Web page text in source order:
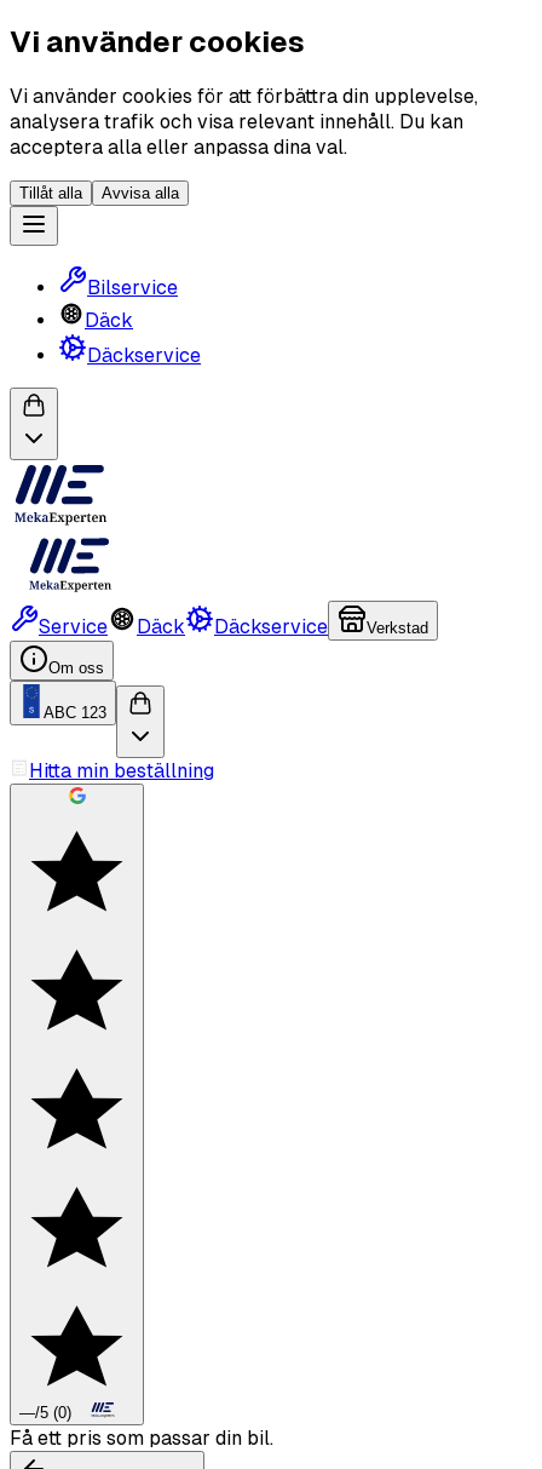
Vi använder cookies
Vi använder cookies för att förbättra din upplevelse,
analysera trafik och visa relevant innehåll. Du kan
acceptera alla eller anpassa dina val.
Tillåt alla Avvisa alla
Bilservice
Däck
Däckservice
Service Däck Däckservice Verkstad
Om oss
ABC 123
Hitta min beställning
—/5 (0)
Boka däckbyte eller montering inför vintern.